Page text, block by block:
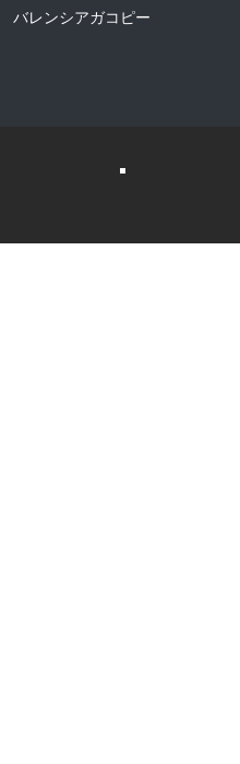
バレンシアガコピー